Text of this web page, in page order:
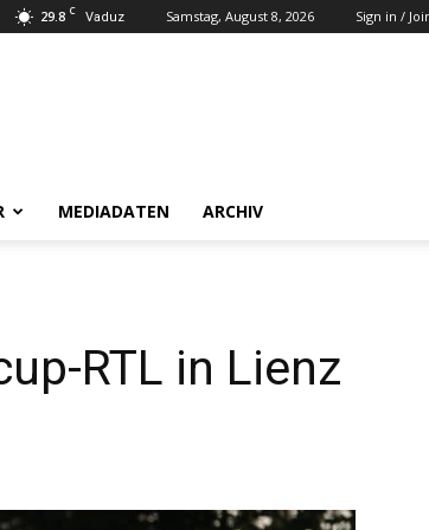
29.8 C Vaduz Samstag, August 8, 2026 Sign in /
MEDIADATEN ARCHIV
RTL in Lienz